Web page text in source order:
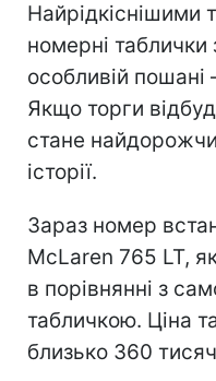
Найрідкіснішими
номерні
особливій
Якщо торги
стане
історії.
Зараз номер
McLaren 765 LT,
в порівнянні з
табличкою. Ціна
близько 360